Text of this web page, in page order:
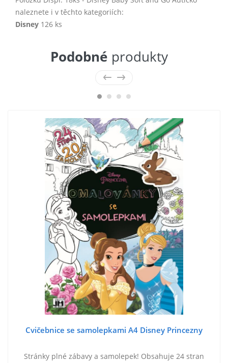
naleznete i v těchto kategoriích:
Disney 126 ks
Podobné produkty
Cvičebnice se samolepkami A4 Disney Princezny
Stránky plné zábavy a samolepek! Obsahuje 24 stran